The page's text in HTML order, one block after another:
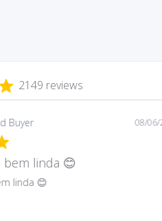
2149 reviews
Buyer 08/06/
bem linda 😊
linda 😊